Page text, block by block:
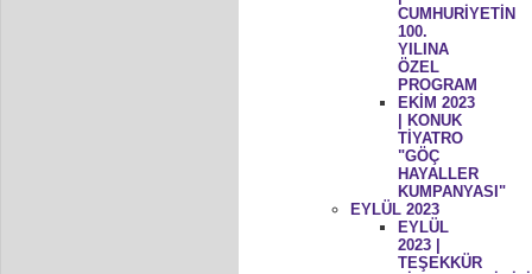
CUMHURİYETİN
100.
YILINA
ÖZEL
PROGRAM
EKİM 2023
| KONUK
TİYATRO
"GÖÇ
HAYALLER
KUMPANYASI"
EYLÜL 2023
EYLÜL
2023 |
TEŞEKKÜR